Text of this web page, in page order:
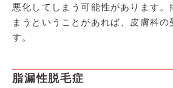
悪化してしまう可能性があります。
まうということがあれば、皮膚科の
す。
脂漏性脱毛症